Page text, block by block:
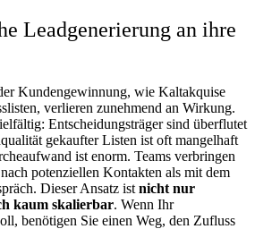
Leadgenerierung an ihre
Kundengewinnung, wie Kaltakquise
verlieren zunehmend an Wirkung.
Entscheidungsträger sind überflutet
gekaufter Listen ist oft mangelhaft
ist enorm. Teams verbringen
potenziellen Kontakten als mit dem
Dieser Ansatz ist nicht nur
kaum skalierbar. Wenn Ihr
benötigen Sie einen Weg, den Zufluss